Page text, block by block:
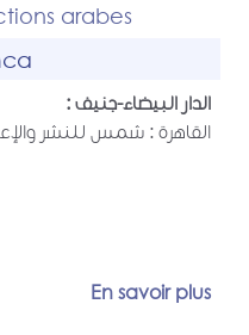
arabes
الدار البيضاء-جنيف :
القاهرة : شمس للنشر والإعلام،
En savoir plus